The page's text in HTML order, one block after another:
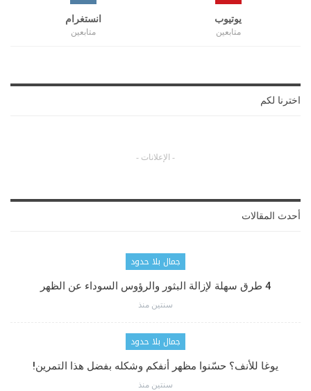
يوتيوب
متابعين
انستغرام
متابعين
اخترنا لكم
- الإعلانات -
أحدث المقالات
جمال بلا حدود
4 طرق سهلة لإزالة البثور والرؤوس السوداء عن الظهر
سنتين منذ
جمال بلا حدود
يوغا للأنف؟ حسّنوا مظهر أنفكم وشكله بفضل هذا التمرين!
سنتين منذ